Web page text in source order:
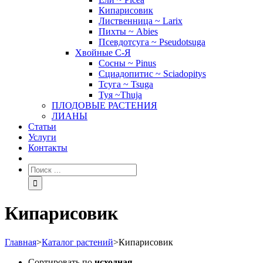
Кипарисовик
Лиственница ~ Larix
Пихты ~ Abies
Псевдотсуга ~ Pseudotsuga
Хвойные С-Я
Сосны ~ Pinus
Сциадопитис ~ Sciadopitys
Тсуга ~ Tsuga
Туя ~Thuja
ПЛОДОВЫЕ РАСТЕНИЯ
ЛИАНЫ
Статьи
Услуги
Контакты
Кипарисовик
Главная>Каталог растений>Кипарисовик